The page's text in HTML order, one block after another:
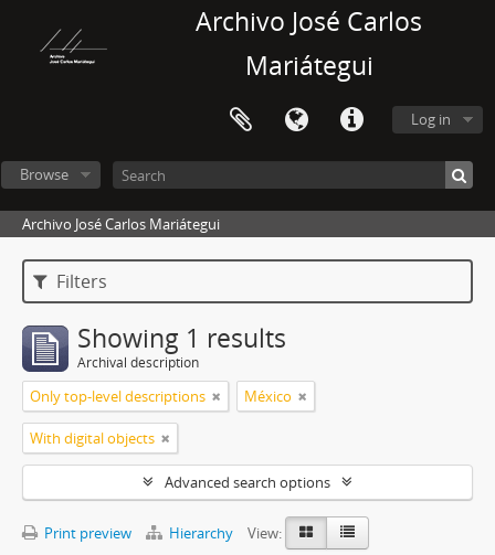
Archivo José Carlos
Mariátegui
Log in
Browse
Archivo José Carlos Mariátegui
Filters
Showing 1 results
Archival description
Only top-level descriptions México
With digital objects
Advanced search options
Print preview Hierarchy
View: